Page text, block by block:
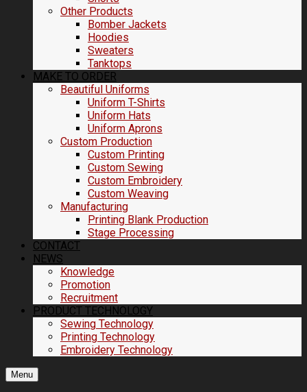
Other Products
Bomber Jackets
Hoodies
Sweaters
Tanktops
MAKE TO ORDER
Beautiful Uniforms
Uniform T-Shirts
Uniform Hats
Uniform Aprons
Custom Production
Custom Printing
Custom Sewing
Custom Embroidery
Custom Weaving
Manufacturing
Printing Blank Production
Stage Processing
CONTACT
NEWS
Knowledge
Promotion
Recruitment
PRODUCT TECHNOLOGY
Sewing Technology
Printing Technology
Embroidery Technology
Menu